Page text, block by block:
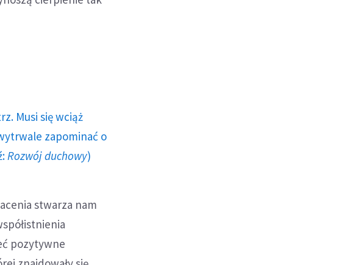
Musi się wciąż
zapominać o
Rozwój duchowy)
stwarza nam
pozytywne